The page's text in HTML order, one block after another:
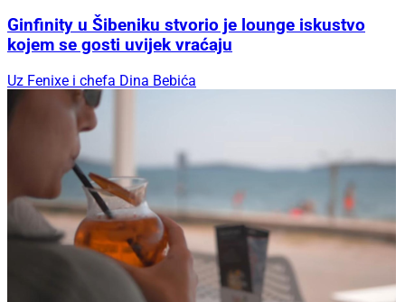
Ginfinity u Šibeniku stvorio je lounge iskustvo
kojem se gosti uvijek vraćaju
Uz Fenixe i chefa Dina Bebića